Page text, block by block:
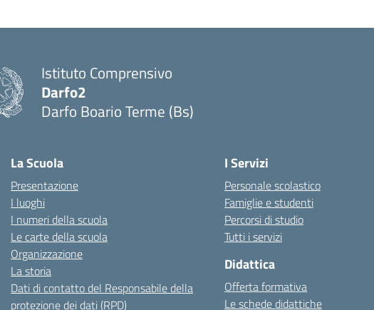
Istituto Comprensivo
Darfo2
Darfo Boario Terme (Bs)
La Scuola
Presentazione
I luoghi
I numeri della scuola
Le carte della scuola
Organizzazione
La storia
Dati di contatto del Responsabile della
protezione dei dati (RPD)
I Servizi
Personale scolastico
Famiglie e studenti
Percorsi di studio
Tutti i servizi
Didattica
Offerta formativa
Le schede didattiche